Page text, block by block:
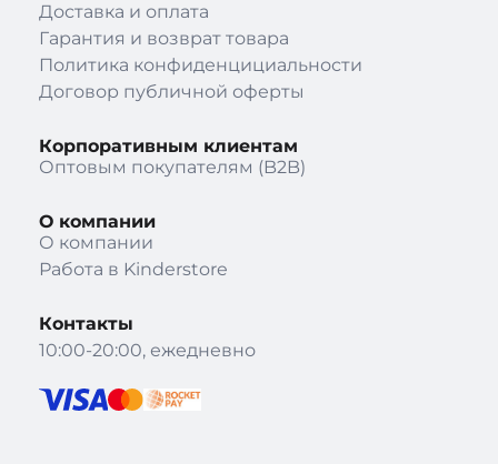
Доставка и оплата
Гарантия и возврат товара
Политика конфиденцициальности
Договор публичной оферты
Корпоративным клиентам
Оптовым покупателям (B2B)
О компании
О компании
Работа в Kinderstore
Контакты
10:00-20:00, ежедневно